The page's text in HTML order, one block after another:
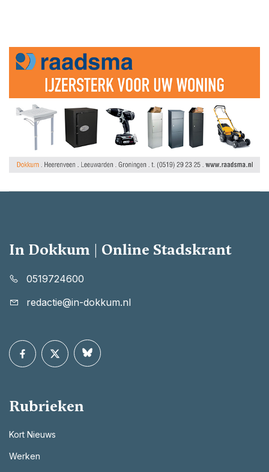
In Dokkum | Online Stadskrant
0519724600
redactie@in-dokkum.nl
Rubrieken
Kort Nieuws
Werken